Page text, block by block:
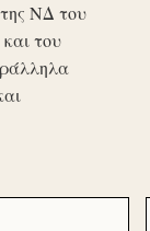
της ΝΔ του
του